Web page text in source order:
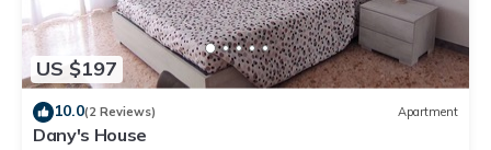
US $197
10.0(2 Reviews) Apartment
Dany's House